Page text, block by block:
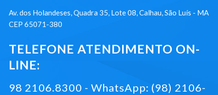
Av. dos Holandeses, Quadra 35, Lote 08, Calhau, São Luís - MA
CEP 65071-380
TELEFONE ATENDIMENTO ON-
LINE:
98 2106.8300 - WhatsApp: (98) 2106-